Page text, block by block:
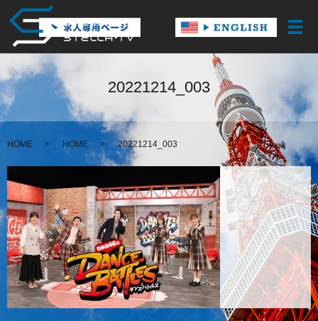
メ
20221214_003
HOME HOME 20221214_003